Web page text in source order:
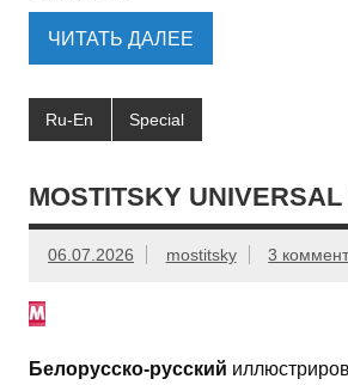
ЧИТАТЬ ДАЛЕЕ
Ru-En Special
MOSTITSKY
06.07.2026 mostitsky 3
Белорусско-русский